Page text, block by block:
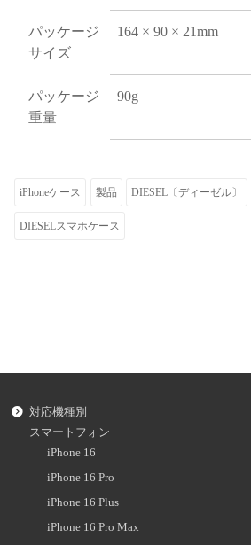
パッケージ
サイズ
164 × 90 × 21mm
パッケージ
重量
90g
iPhoneケース 製品 DIESEL〔ディーゼル〕
DIESELスマホケース
対応機種別
スマートフォン
iPhone 16
iPhone 16 Pro
iPhone 16 Plus
iPhone 16 Pro Max